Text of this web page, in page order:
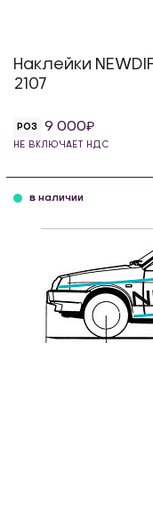
Наклейки
2107
РОЗ 9 000
НЕ ВКЛЮЧАЕТ НДС
в наличии